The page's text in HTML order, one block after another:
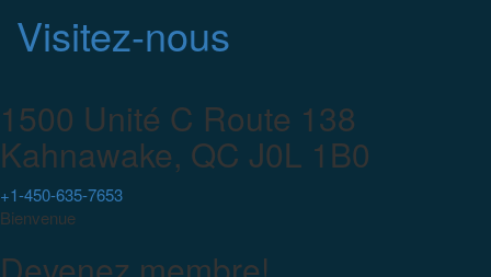
Visitez-nous
1500 Unité C Route 138
Kahnawake, QC J0L 1B0
+1-450-635-7653
Bienvenue